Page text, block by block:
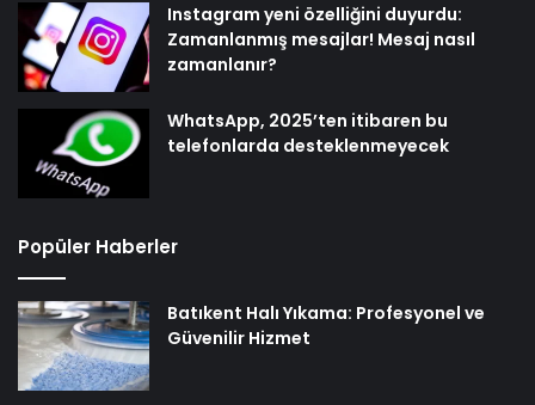
Instagram yeni özelliğini duyurdu:
Zamanlanmış mesajlar! Mesaj nasıl
zamanlanır?
WhatsApp, 2025’ten itibaren bu
telefonlarda desteklenmeyecek
Popüler Haberler
Batıkent Halı Yıkama: Profesyonel ve
Güvenilir Hizmet